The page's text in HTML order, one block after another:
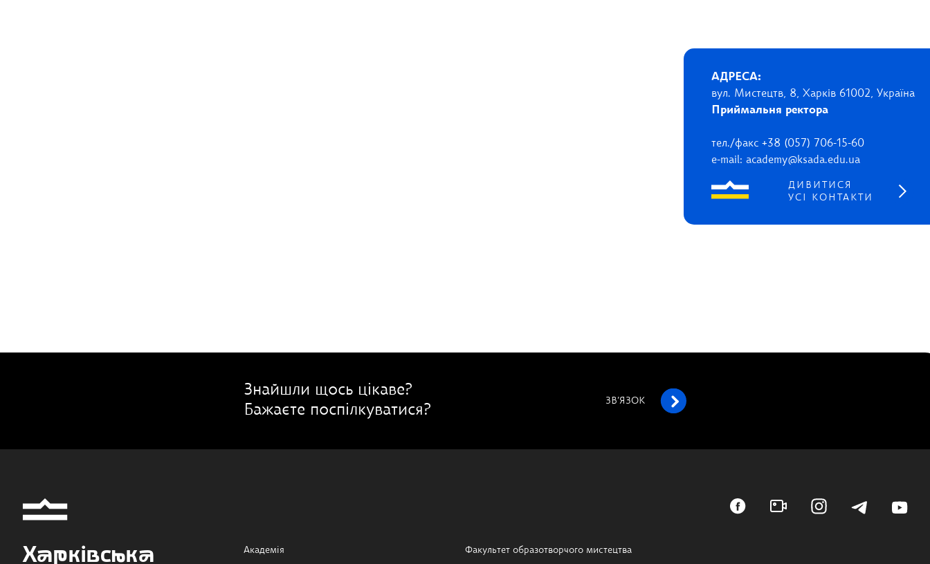
АДРЕСА:
вул. Мистецтв, 8, Харків 61002, Україна
Приймальня ректора
тел./факс +38 (057) 706-15-60
e-mail: academy@ksada.edu.ua
ДИВИТИСЯ
УСІ КОНТАКТИ
Знайшли щось цікаве?
Бажаєте поспілкуватися?
ЗВ’ЯЗОК
Харківська Академія Факультет образотворчого мистецтва